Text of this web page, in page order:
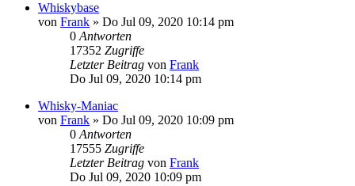
Whiskybase
von Frank » Do Jul 09, 2020 10:14 pm
0Antworten
17352 Zugriffe
Letzter Beitrag von Frank
Do Jul 09, 2020 10:14 pm
Whisky-Maniac
von Frank » Do Jul 09, 2020 10:09 pm
0Antworten
17555 Zugriffe
Letzter Beitrag von Frank
Do Jul 09, 2020 10:09 pm